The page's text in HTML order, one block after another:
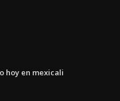
hoy en mexicali